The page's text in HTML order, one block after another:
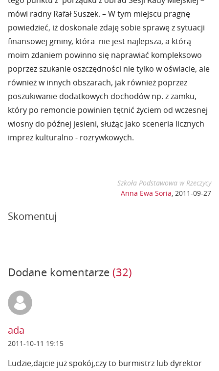
mówi radny Rafał Suszek. – W tym miejscu pragnę
powiedzieć, iż doskonale zdaję sobie sprawę z sytuacji
finansowej gminy, która nie jest najlepsza, a którą
moim zdaniem powinno się naprawiać kompleksowo
poprzez szukanie oszczędności nie tylko w oświacie, ale
również w innych obszarach, jak również poprzez
poszukiwanie dodatkowych dochodów np. z zamku,
który po remoncie powinien tętnić życiem od wczesnej
wiosny do późnej jesieni, służąc jako sceneria licznych
imprez kulturalno - rozrywkowych.
Szkoła Podstawowa w Rzeczycy
Anna Ewa Soria, 2011-09-27
Skomentuj
Dodane komentarze (32)
ada
2011-10-11 19:15
Ludzie,dajcie już spokój,czy to burmistrz lub dyrektor